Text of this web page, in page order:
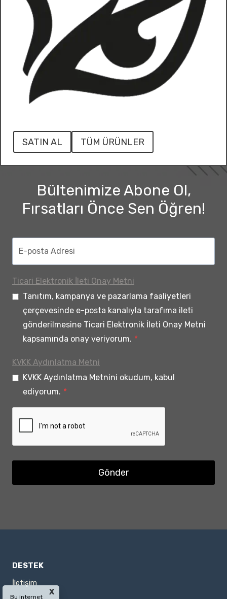
SATIN AL TÜM ÜRÜNLER
Bültenimize Abone Ol,
Fırsatları Önce Sen Öğren!
Ticari Elektronik İleti Onay Metni
Tanıtım, kampanya ve pazarlama faaliyetleri
çerçevesinde e-posta kanalıyla tarafıma ileti
gönderilmesine Ticari Elektronik İleti Onay Metni
kapsamında onay veriyorum. *
KVKK Aydınlatma Metni
KVKK Aydınlatma Metnini okudum, kabul
ediyorum. *
Gönder
DESTEK
İletişim
Bu internet
X